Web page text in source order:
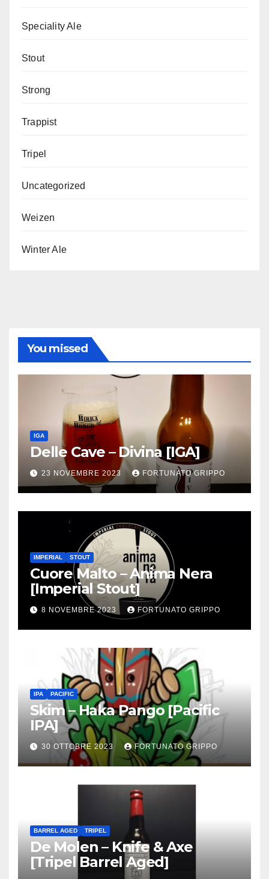
Speciality Ale
Stout
Strong
Trappist
Tripel
Uncategorized
Weizen
Winter Ale
You missed
IGA
Delle Cave – Divina [IGA]
23 NOVEMBRE 2023 FORTUNATO GRIPPO
IMPERIAL STOUT
Cuore Malto – Anima Nera
[Imperial Stout]
8 NOVEMBRE 2023 FORTUNATO GRIPPO
IPA PACIFIC
Skim – Haka Pango [Pacific
IPA]
30 OTTOBRE 2023 FORTUNATO GRIPPO
BARREL AGED TRIPEL
De Molen – Knife & Axe
[Tripel Barrel Aged]